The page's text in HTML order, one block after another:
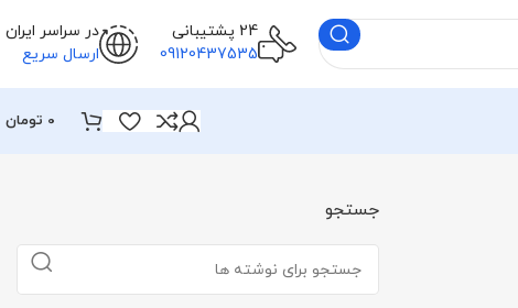
24 پشتیبانی
09120437535
در سراسر ایران
ارسال سریع
0 تومان
جستجو